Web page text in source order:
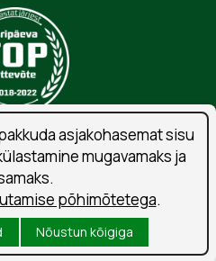
asjakohasemat sisu
mugavamaks ja
põhimõtetega.
Nõustun kõigiga